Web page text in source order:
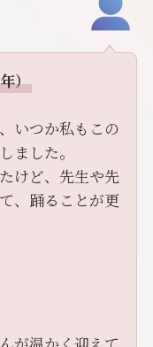
）
いつか私もこの
ました。
けど、先生や先
、踊ることが更